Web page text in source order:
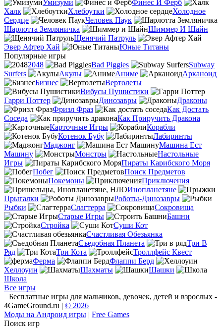
Умизуми
Финес И Ферб
Халк
Хлебоутки
Холодное
Сердце
Человек Паук
Шарлотта Земляничка
Шиммер И Шайн
Щенячий Патруль
Эвер Афтер Хай
Юные Титаны
Популярные игры
2048
Bad Piggies
Subway
Surfers
Акулы Аниме
Арканоид
Бизнес
Вертолеты
Вибусы Пушистики
Гарри Поттер
Динозавры
Драконы
Фризл Фраз
Как Достать
Соседа
Как Приручить Дракона
Карточные Игры
Корабли
Котенок Бубу
Лабиринты
Маджонг
Машина Ест
Машину
Монстры
Настольные
Игры
Пираты Карибского Моря
Побег
Поиск Предметов
Покемоны
Приключения
Инопланетяне
Прыгалки
Роботы-Динозавры
Рыбки
Слагтерра
Сокровища
Старые Игры
Башни
Стройка
Суши Кот
Счастливая Обезьянка
Съедобная Планета
Три В
Ряд
Три Кота
Троллфейс Квест
Ферма
Флаппи Берд
Хеллоуин
Шахматы
Шашки
Школа
Все игры
Бесплатные игры для мальчиков, девочек, детей и взрослых -
4GameGround.ru | © 2026
Моды на Андроид игры | Free Games
Поиск игр